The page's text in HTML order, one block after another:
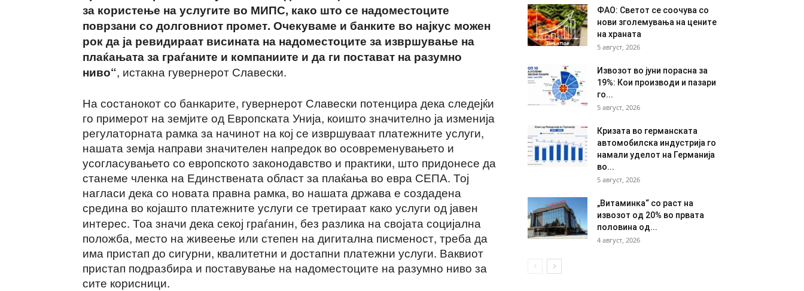
за користење на услугите во МИПС, како што се надоместоците
поврзани со долговниот промет. Очекуваме и банките во најкус можен
рок да ја ревидираат висината на надоместоците за извршување на
плаќањата за граѓаните и компаниите и да ги постават на разумно
ниво“, истакна гувернерот Славески.
На состанокот со банкарите, гувернерот Славески потенцира дека следејќи
го примерот на земјите од Европската Унија, коишто значително ја изменија
регулаторната рамка за начинот на кој се извршуваат платежните услуги,
нашата земја направи значителен напредок во осовременувањето и
усогласувањето со европското законодавство и практики, што придонесе да
станеме членка на Единствената област за плаќања во евра СЕПА. Тој
нагласи дека со новата правна рамка, во нашата држава е создадена
средина во којашто платежните услуги се третираат како услуги од јавен
интерес. Тоа значи дека секој граѓанин, без разлика на својата социјална
положба, место на живеење или степен на дигитална писменост, треба да
има пристап до сигурни, квалитетни и достапни платежни услуги. Ваквиот
пристап подразбира и поставување на надоместоците на разумно ниво за
сите корисници.
ФАО: Светот се соочува со
нови зголемувања на цените
на храната
5 август, 2026
Извозот во јуни порасна за
19%: Кои производи и пазари
го...
5 август, 2026
Кризата во германската
автомобилска индустрија го
намали уделот на Германија
во...
5 август, 2026
„Витаминка“ со раст на
извозот од 20% во првата
половина од...
4 август, 2026